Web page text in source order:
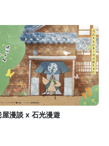
漫談 x 石光漫遊